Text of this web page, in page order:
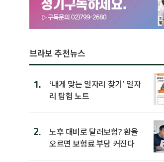
브라보 추천뉴스
1.
‘내게 맞는 일자리 찾기’ 일자
리 탐험 노트
2.
노후 대비로 달러보험? 환율
오르면 보험료 부담 커진다